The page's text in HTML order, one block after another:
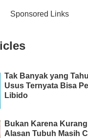
g
Sponsored Links
Tak Banyak yang
Usus Ternyata Bisa
Libido
Bukan Karena
Alasan Tubuh Masih